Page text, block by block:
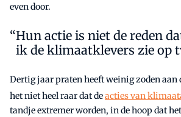
even door.
Hun actie is niet de reden
ik de klimaatklevers zie op
Dertig jaar praten heeft weinig zoden aan
het niet heel raar dat deacties van
tandje extremer worden, in de hoop dat